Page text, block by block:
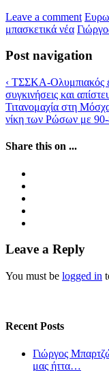
Leave a comment
μπασκετικά νέα
Post navigation
‹ ΤΣΣΚΑ-Ολυμπιακός
συγκινήσεις και
Τιτανομαχία στη
νίκη των Ρώσων με
Share this on ...
Leave a Reply
You must be logged in
Recent Posts
Γιώργος
μας ήττα…